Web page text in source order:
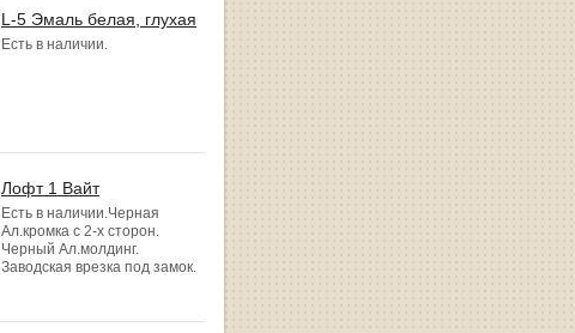
L-5 Эмаль белая, глухая
Есть в наличии.
Лофт 1 Вайт
Есть в наличии.Черная
Ал.кромка с 2-х сторон.
Черный Ал.молдинг.
Заводская врезка под замок.